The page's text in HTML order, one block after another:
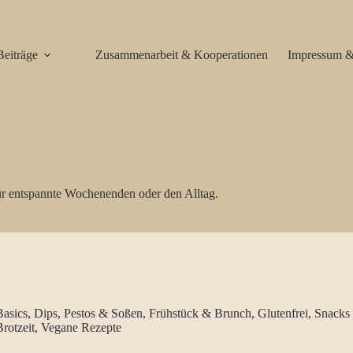
Zusammenarbeit & Kooperationen Impressum
Wochenenden oder den Alltag.
, Dips, Pestos & Soßen, Frühstück & Brunch, Glutenfrei,
, Vegane Rezepte